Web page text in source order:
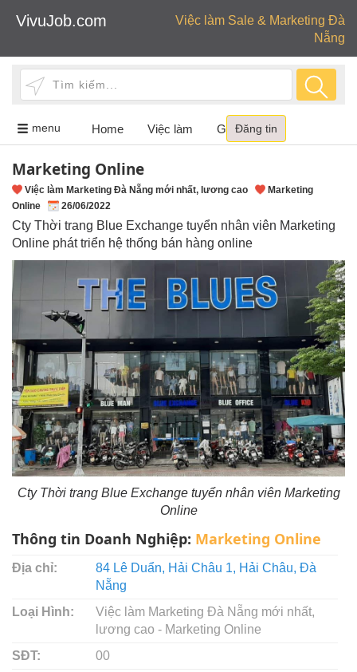
VivuJob.com
Việc làm Sale & Marketing Đà
Nẵng
menu Toggle
navigation
Home Việc làm Giới thiệu
Đăng tin
Marketing Online
Việc làm Marketing Đà Nẵng mới nhất, lương cao
Marketing
Online
26/06/2022
Cty Thời trang Blue Exchange tuyển nhân viên Marketing
Online phát triển hệ thống bán hàng online
Cty Thời trang Blue Exchange tuyển nhân viên Marketing
Online
Thông tin Doanh Nghiệp: Marketing Online
Địa chỉ:
84 Lê Duẩn, Hải Châu 1, Hải Châu, Đà
Nẵng
Loại Hình:
Việc làm Marketing Đà Nẵng mới nhất,
lương cao - Marketing Online
SĐT:
00